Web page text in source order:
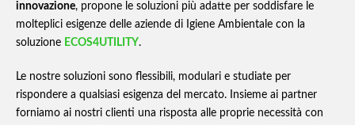
innovazione, propone le soluzioni più adatte per soddisfare le
molteplici esigenze delle aziende di Igiene Ambientale con la
soluzione ECOS4UTILITY.
Le nostre soluzioni sono flessibili, modulari e studiate per
rispondere a qualsiasi esigenza del mercato. Insieme ai partner
forniamo ai nostri clienti una risposta alle proprie necessità con